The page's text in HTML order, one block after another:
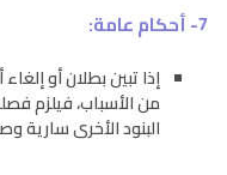
7- أحكام عامة:
إذا تبين بطلان أو
من الأسباب، فيلزم
البنود الأخرى سارية